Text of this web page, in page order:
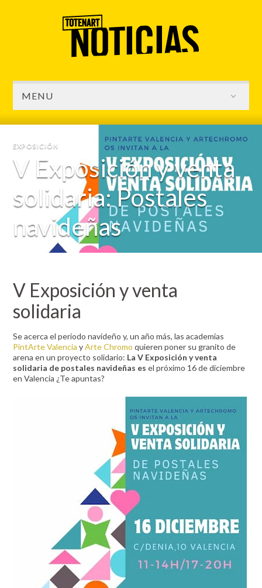
MENU
EXPOSICIÓN
V Exposición y venta
solidaria: Postales
navideñas
V Exposición y venta
solidaria
Se acerca el periodo navideño y, un año más, las academias
PintArte Valencia yArte Chromo quieren poner su granito de
arena en un proyecto solidario: La V Exposición y venta
solidaria de postales navideñas esel próximo 16 de diciembre
en Valencia ¿Te apuntas?